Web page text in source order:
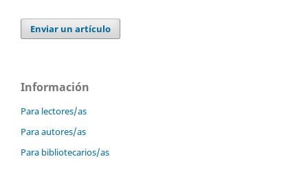
Enviar un artículo
Información
Para lectores/as
Para autores/as
Para bibliotecarios/as